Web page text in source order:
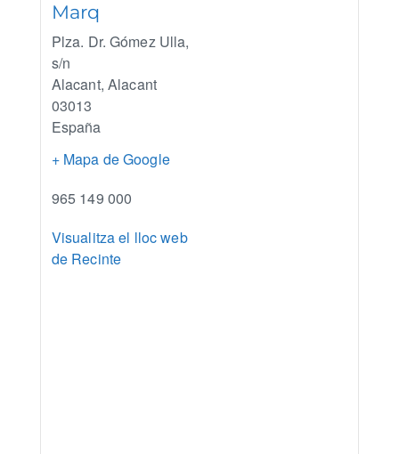
Marq
Plza. Dr. Gómez Ulla,
s/n
Alacant, Alacant
03013
España
+ Mapa de Google
965 149 000
Visualitza el lloc web
de Recinte